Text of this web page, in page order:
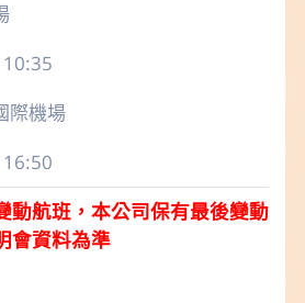
10:35
際機場
16:50
航班，本公司保有最後變動
會資料為準